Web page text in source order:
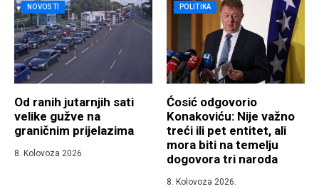
NOVOSTI
Od ranih jutarnjih sati
velike gužve na
graničnim prijelazima
8. Kolovoza 2026.
POLITIKA
Ćosić odgovorio
Konakoviću: Nije važno
treći ili pet entitet, ali
mora biti na temelju
dogovora tri naroda
8. Kolovoza 2026.